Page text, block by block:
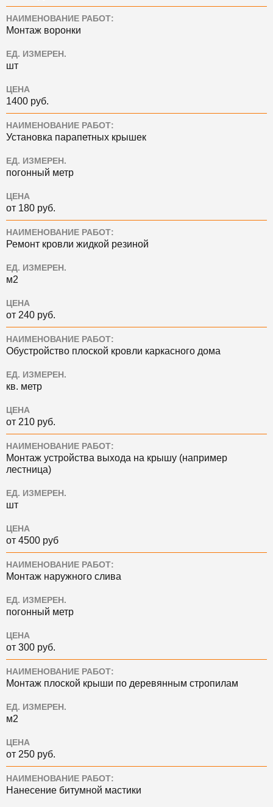
НАИМЕНОВАНИЕ РАБОТ:
Монтаж воронки
ЕД. ИЗМЕРЕН.
шт
ЦЕНА
1400 руб.
НАИМЕНОВАНИЕ РАБОТ:
Установка парапетных крышек
ЕД. ИЗМЕРЕН.
погонный метр
ЦЕНА
от 180 руб.
НАИМЕНОВАНИЕ РАБОТ:
Ремонт кровли жидкой резиной
ЕД. ИЗМЕРЕН.
м2
ЦЕНА
от 240 руб.
НАИМЕНОВАНИЕ РАБОТ:
Обустройство плоской кровли каркасного дома
ЕД. ИЗМЕРЕН.
кв. метр
ЦЕНА
от 210 руб.
НАИМЕНОВАНИЕ РАБОТ:
Монтаж устройства выхода на крышу (например
лестница)
ЕД. ИЗМЕРЕН.
шт
ЦЕНА
от 4500 руб
НАИМЕНОВАНИЕ РАБОТ:
Монтаж наружного слива
ЕД. ИЗМЕРЕН.
погонный метр
ЦЕНА
от 300 руб.
НАИМЕНОВАНИЕ РАБОТ:
Монтаж плоской крыши по деревянным стропилам
ЕД. ИЗМЕРЕН.
м2
ЦЕНА
от 250 руб.
НАИМЕНОВАНИЕ РАБОТ:
Нанесение битумной мастики